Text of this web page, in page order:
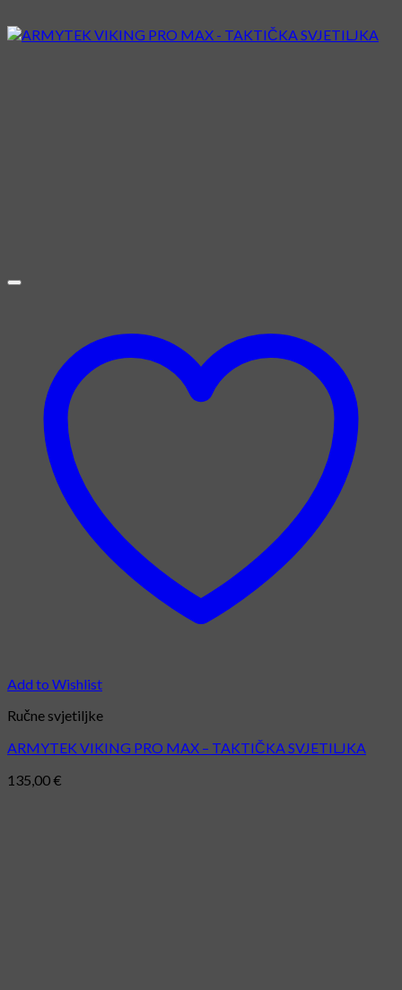
Add to Wishlist
Ručne svjetiljke
ARMYTEK VIKING PRO MAX – TAKTIČKA SVJETILJKA
135,00€